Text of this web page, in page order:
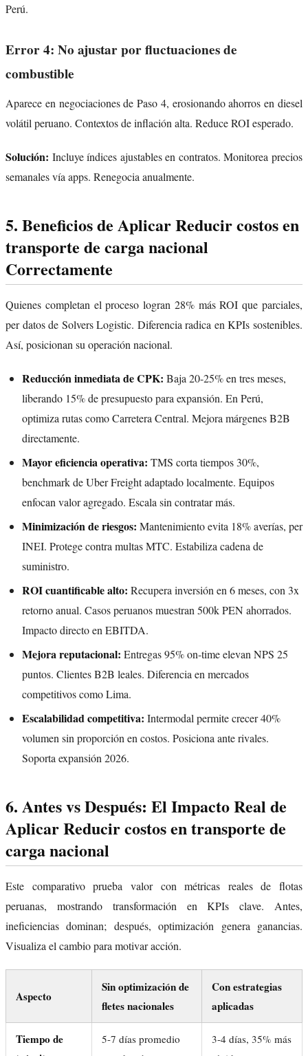
Perú.
Error 4: No ajustar por fluctuaciones de
combustible
Aparece en negociaciones de Paso 4, erosionando ahorros en diesel
volátil peruano. Contextos de inflación alta. Reduce ROI esperado.
Solución: Incluye índices ajustables en contratos. Monitorea precios
semanales vía apps. Renegocia anualmente.
5. Beneficios de Aplicar Reducir costos en
transporte de carga nacional
Correctamente
Quienes completan el proceso logran 28% más ROI que parciales,
per datos de Solvers Logistic. Diferencia radica en KPIs sostenibles.
Así, posicionan su operación nacional.
Reducción inmediata de CPK: Baja 20-25% en tres meses,
liberando 15% de presupuesto para expansión. En Perú,
optimiza rutas como Carretera Central. Mejora márgenes B2B
directamente.
Mayor eficiencia operativa: TMS corta tiempos 30%,
benchmark de Uber Freight adaptado localmente. Equipos
enfocan valor agregado. Escala sin contratar más.
Minimización de riesgos: Mantenimiento evita 18% averías, per
INEI. Protege contra multas MTC. Estabiliza cadena de
suministro.
ROI cuantificable alto: Recupera inversión en 6 meses, con 3x
retorno anual. Casos peruanos muestran 500k PEN ahorrados.
Impacto directo en EBITDA.
Mejora reputacional: Entregas 95% on-time elevan NPS 25
puntos. Clientes B2B leales. Diferencia en mercados
competitivos como Lima.
Escalabilidad competitiva: Intermodal permite crecer 40%
volumen sin proporción en costos. Posiciona ante rivales.
Soporta expansión 2026.
6. Antes vs Después: El Impacto Real de
Aplicar Reducir costos en transporte de
carga nacional
Este comparativo prueba valor con métricas reales de flotas
peruanas, mostrando transformación en KPIs clave. Antes,
ineficiencias dominan; después, optimización genera ganancias.
Visualiza el cambio para motivar acción.
Aspecto
Sin optimización de
fletes nacionales
Con estrategias
aplicadas
Tiempo de
5-7 días promedio
3-4 días, 35% más